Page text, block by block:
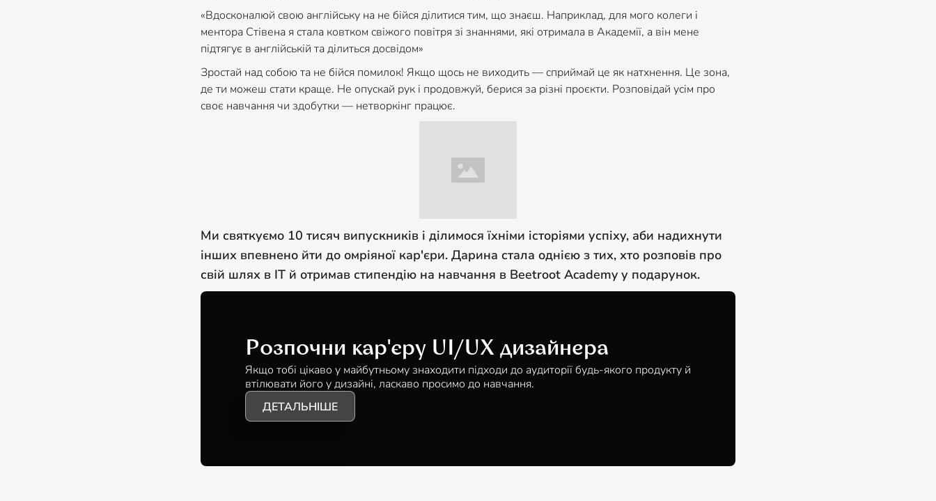
«Вдосконалюй свою англійську на не бійся ділитися тим, що знаєш. Наприклад, для мого колеги і
ментора Стівена я стала ковтком свіжого повітря зі знаннями, які отримала в Академії, а він мене
підтягує в англійській та ділиться досвідом»
Зростай над собою та не бійся помилок! Якщо щось не виходить — сприймай це як натхнення. Це зона,
де ти можеш стати краще. Не опускай рук і продовжуй, берися за різні проєкти. Розповідай усім про
своє навчання чи здобутки — нетворкінг працює.
Ми святкуємо 10 тисяч випускників і ділимося їхніми історіями успіху, аби надихнути
інших впевнено йти до омріяної кар'єри. Дарина стала однією з тих, хто розповів про
свій шлях в ІТ й отримав стипендію на навчання в Beetroot Academy у подарунок.
Розпочни кар'єру UI/UX дизайнера
Якщо тобі цікаво у майбутньому знаходити підходи до аудиторії будь-якого продукту й
втілювати його у дизайні, ласкаво просимо до навчання.
ДЕТАЛЬНІШЕ